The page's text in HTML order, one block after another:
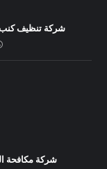
شركة تنظيف كنب في راس
شركة مكافحة الحمام